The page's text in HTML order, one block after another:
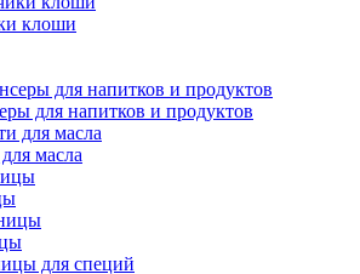
клоши
для напитков и продуктов
масла